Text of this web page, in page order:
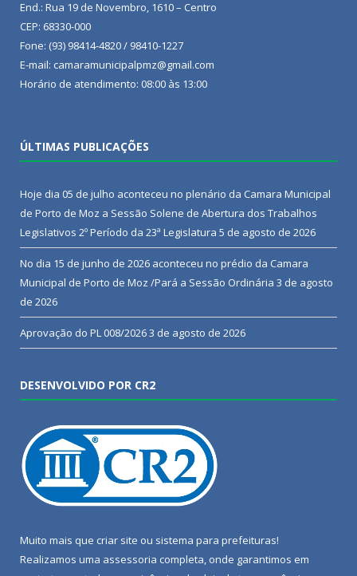
End.: Rua 19 de Novembro, 1610 – Centro
CEP: 68330-000
Fone: (93) 98414-4820 / 98410-1227
E-mail: camaramunicipalpmz@gmail.com
Horário de atendimento: 08:00 às 13:00
ÚLTIMAS PUBLICAÇÕES
Hoje dia 05 de julho aconteceu no plenário da Camara Municipal
de Porto de Moz a Sessão Solene de Abertura dos Trabalhos
Legislativos 2º Período da 23ª Legislatura 5 de agosto de 2026
No dia 15 de junho de 2026 aconteceu no prédio da Camara
Municipal de Porto de Moz /Pará a Sessão Ordinária 3 de agosto
de 2026
Aprovação do PL 008/20263 de agosto de 2026
DESENVOLVIDO POR CR2
Muito mais que criar site ou sistema para prefeituras!
Realizamos uma assessoria completa, onde garantimos em